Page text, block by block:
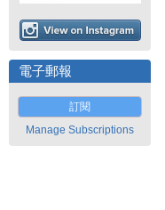
電子郵報
訂閱
Manage Subscriptions